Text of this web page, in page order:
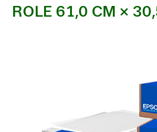
ROLE 61,0 CM ×